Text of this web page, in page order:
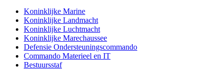
Koninklijke Marine
Koninklijke Landmacht
Koninklijke Luchtmacht
Koninklijke Marechaussee
Defensie Ondersteuningscommando
Commando Materieel en IT
Bestuursstaf